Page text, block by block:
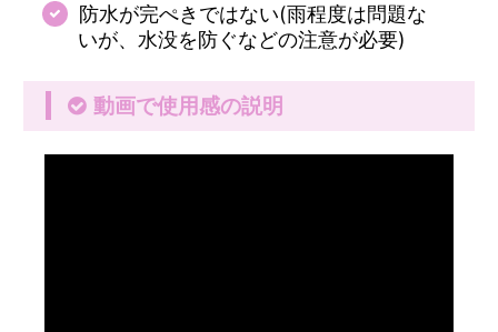
防水が完ぺきではない(雨程度は問題な
いが、水没を防ぐなどの注意が必要)
動画で使用感の説明